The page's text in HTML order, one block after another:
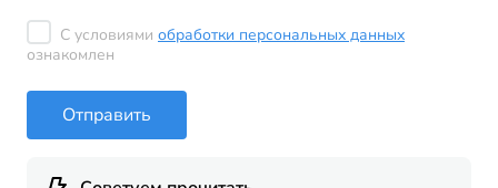
С условиями обработки персональных данных
ознакомлен
Отправить